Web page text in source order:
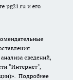
pg21.ru и его
сведений,
"Интернет",
Подробнее